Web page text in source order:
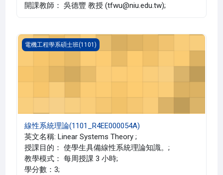
開課教師： 吳德豐 教授 (tfwu@niu.edu.tw);
線性系統理論(1101_R4EE000054A)
電機工程學系碩士班(1101)
線性系統理論(1101_R4EE000054A)
英文名稱: Linear Systems Theory ;
授課目的： 使學生具備線性系統理論知識。;
教學模式： 每周授課 3 小時;
學分數：3;